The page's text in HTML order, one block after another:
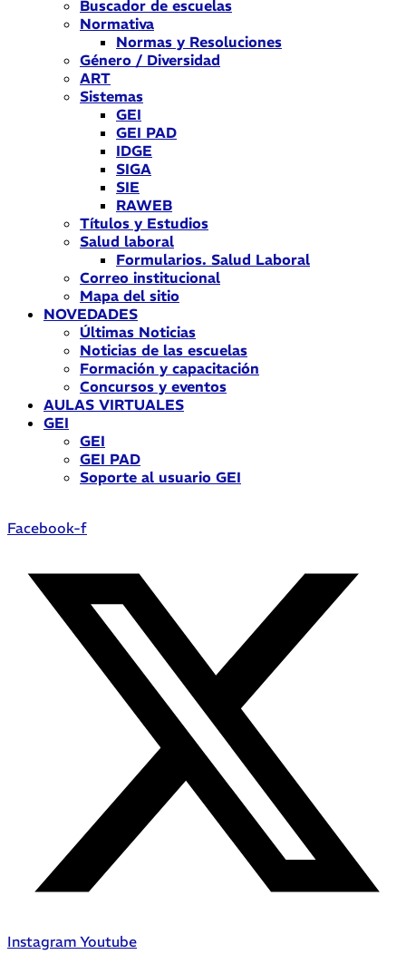
Buscador de escuelas
Normativa
Normas y Resoluciones
Género / Diversidad
ART
Sistemas
GEI
GEI PAD
IDGE
SIGA
SIE
RAWEB
Títulos y Estudios
Salud laboral
Formularios. Salud Laboral
Correo institucional
Mapa del sitio
NOVEDADES
Últimas Noticias
Noticias de las escuelas
Formación y capacitación
Concursos y eventos
AULAS VIRTUALES
GEI
GEI
GEI PAD
Soporte al usuario GEI
Facebook-f
Instagram Youtube